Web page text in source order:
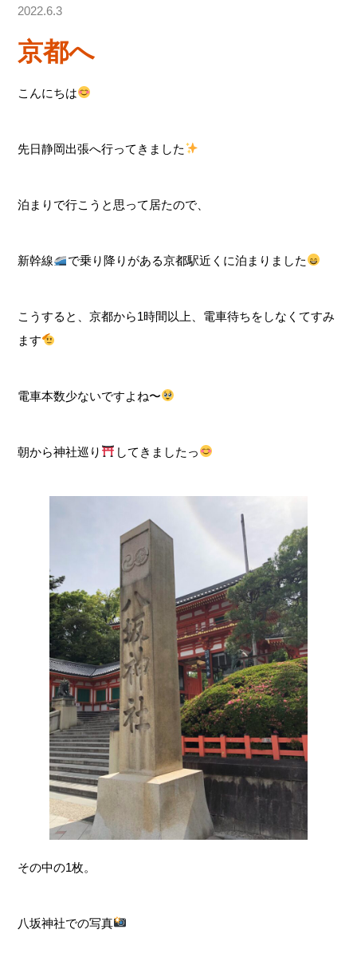
2022.6.3
京都へ
こんにちは
先日静岡出張へ行ってきました
泊まりで行こうと思って居たので、
新幹線 で乗り降りがある京都駅近くに泊まりました
こうすると、京都から1時間以上、電車待ちをしなくてすみ
ます
電車本数少ないですよね〜
朝から神社巡り してきましたっ
その中の1枚。
八坂神社での写真